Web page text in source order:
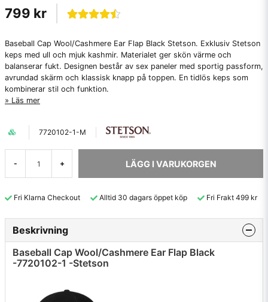
799 kr
Baseball Cap Wool/Cashmere Ear Flap Black Stetson. Exklusiv Stetson
keps med ull och mjuk kashmir. Materialet ger skön värme och
balanserar fukt. Designen består av sex paneler med sportig passform,
avrundad skärm och klassisk knapp på toppen. En tidlös keps som
kombinerar stil och funktion.
Läs mer
7720102-1-M
- + LÄGG I VARUKORGEN
Fri Klarna Checkout Alltid 30 dagars öppet köp Fri Frakt 499 kr
Beskrivning
Baseball Cap Wool/Cashmere Ear Flap Black
-7720102-1 -Stetson